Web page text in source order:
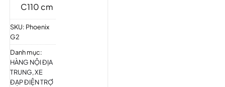
C110 cm
Tốc độ:
km/h
Pin:
36V15AH
SKU: Phoenix
G2
Danh mục:
HÀNG NỘI ĐỊA
TRUNG,XE
ĐẠP ĐIỆN TRỢ